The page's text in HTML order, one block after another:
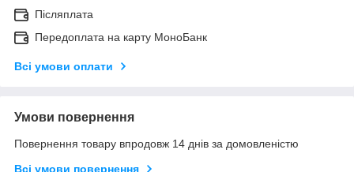
Післяплата
Передоплата на карту МоноБанк
Всі умови оплати
Умови повернення
Повернення товару впродовж 14 днів за домовленістю
Всі умови повернення